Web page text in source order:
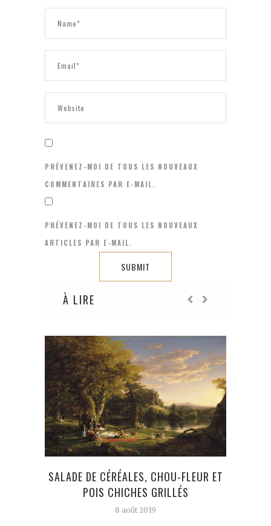
PRÉVENEZ-MOI DE TOUS LES NOUVEAUX
COMMENTAIRES PAR E-MAIL.
PRÉVENEZ-MOI DE TOUS LES NOUVEAUX
ARTICLES PAR E-MAIL.
À LIRE
SALADE DE CÉRÉALES, CHOU-FLEUR ET
POIS CHICHES GRILLÉS
8 août 2019